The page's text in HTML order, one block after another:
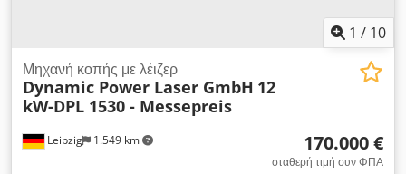
1 / 10
Leipzig 1.549 km
Μηχανή κοπής με λέιζερ
Dynamic Power Laser GmbH 12
kW-DPL 1530 - Messepreis
170.000 €
σταθερή τιμή συν ΦΠΑ